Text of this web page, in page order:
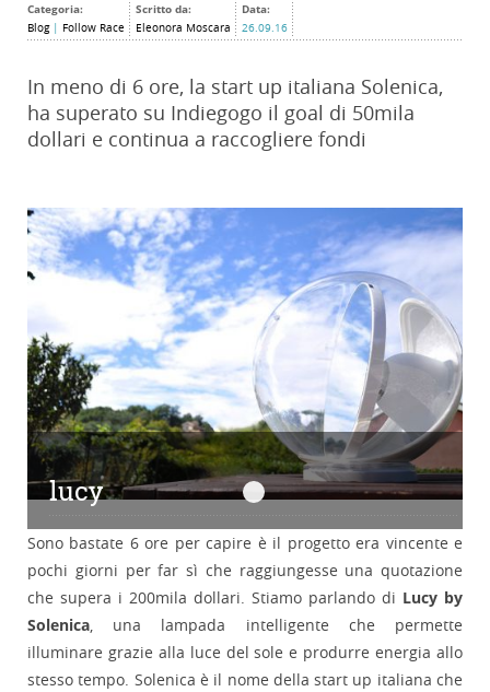
Categoria:
Blog| Follow Race
Scritto da:
Eleonora Moscara
Data:
26.09.16
In meno di 6 ore, la start up italiana Solenica,
ha superato su Indiegogo il goal di 50mila
dollari e continua a raccogliere fondi
lucy lucy
Sono bastate 6 ore per capire è il progetto era vincente e
pochi giorni per far sì che raggiungesse una quotazione
che supera i 200mila dollari. Stiamo parlando di Lucy by
Solenica, una lampada intelligente che permette
illuminare grazie alla luce del sole e produrre energia allo
stesso tempo. Solenica è il nome della start up italiana che